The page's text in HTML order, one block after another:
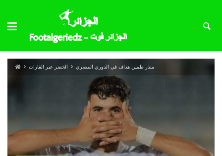
الخضر عبر القارات منذر طمين هداف في الدوري المصري